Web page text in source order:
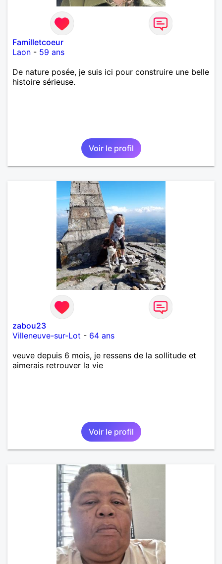
Familletcoeur
Laon - 59 ans
De nature posée, je suis ici pour construire une belle
histoire sérieuse.
Voir le profil
zabou23
Villeneuve-sur-Lot - 64 ans
veuve depuis 6 mois, je ressens de la sollitude et
aimerais retrouver la vie
Voir le profil